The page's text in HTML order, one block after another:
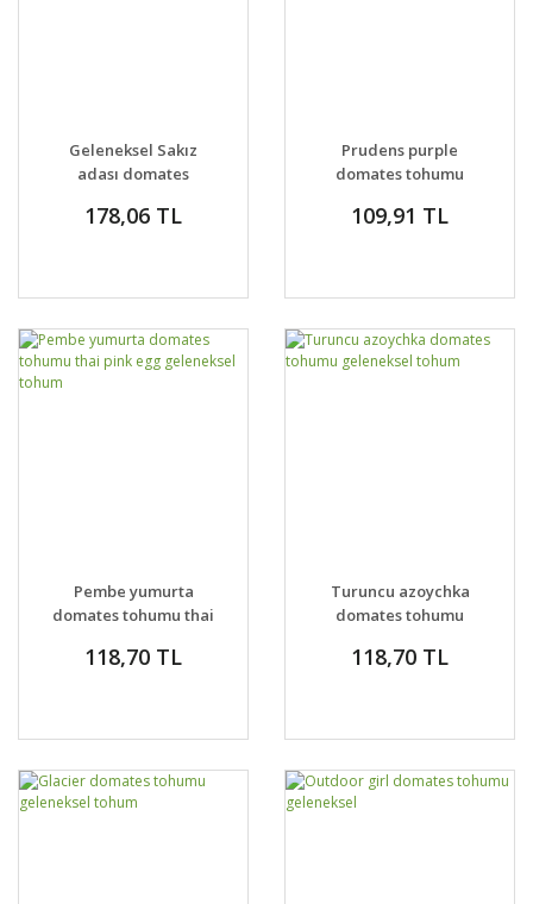
Geleneksel Sakız
adası domates
178,06 TL
Prudens purple
domates tohumu
109,91 TL
Pembe yumurta
domates tohumu thai
tohum
118,70 TL
Turuncu azoychka
domates tohumu
118,70 TL